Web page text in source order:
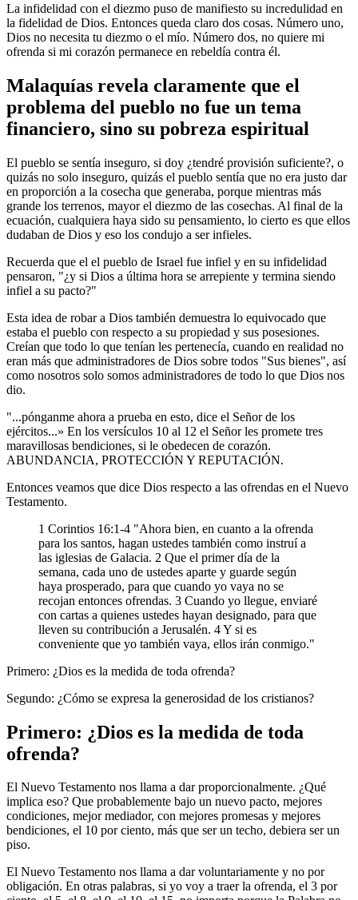
La infidelidad con el diezmo puso de manifiesto su incredulidad en
la fidelidad de Dios. Entonces queda claro dos cosas. Número uno,
Dios no necesita tu diezmo o el mío. Número dos, no quiere mi
ofrenda si mi corazón permanece en rebeldía contra él.
Malaquías revela claramente que el
problema del pueblo no fue un tema
financiero, sino su pobreza espiritual
El pueblo se sentía inseguro, si doy ¿tendré provisión suficiente?, o
quizás no solo inseguro, quizás el pueblo sentía que no era justo dar
en proporción a la cosecha que generaba, porque mientras más
grande los terrenos, mayor el diezmo de las cosechas. Al final de la
ecuación, cualquiera haya sido su pensamiento, lo cierto es que ellos
dudaban de Dios y eso los condujo a ser infieles.
Recuerda que el el pueblo de Israel fue infiel y en su infidelidad
pensaron, "¿y si Dios a última hora se arrepiente y termina siendo
infiel a su pacto?"
Esta idea de robar a Dios también demuestra lo equivocado que
estaba el pueblo con respecto a su propiedad y sus posesiones.
Creían que todo lo que tenían les pertenecía, cuando en realidad no
eran más que administradores de Dios sobre todos "Sus bienes", así
como nosotros solo somos administradores de todo lo que Dios nos
dio.
"...pónganme ahora a prueba en esto, dice el Señor de los
ejércitos...» En los versículos 10 al 12 el Señor les promete tres
maravillosas bendiciones, si le obedecen de corazón.
ABUNDANCIA, PROTECCIÓN Y REPUTACIÓN.
Entonces veamos que dice Dios respecto a las ofrendas en el Nuevo
Testamento.
1 Corintios 16:1-4 "Ahora bien, en cuanto a la ofrenda
para los santos, hagan ustedes también como instruí a
las iglesias de Galacia. 2 Que el primer día de la
semana, cada uno de ustedes aparte y guarde según
haya prosperado, para que cuando yo vaya no se
recojan entonces ofrendas. 3 Cuando yo llegue, enviaré
con cartas a quienes ustedes hayan designado, para que
lleven su contribución a Jerusalén. 4 Y si es
conveniente que yo también vaya, ellos irán conmigo."
Primero: ¿Dios es la medida de toda ofrenda?
Segundo: ¿Cómo se expresa la generosidad de los cristianos?
Primero: ¿Dios es la medida de toda
ofrenda?
El Nuevo Testamento nos llama a dar proporcionalmente. ¿Qué
implica eso? Que probablemente bajo un nuevo pacto, mejores
condiciones, mejor mediador, con mejores promesas y mejores
bendiciones, el 10 por ciento, más que ser un techo, debiera ser un
piso.
El Nuevo Testamento nos llama a dar voluntariamente y no por
obligación. En otras palabras, si yo voy a traer la ofrenda, el 3 por